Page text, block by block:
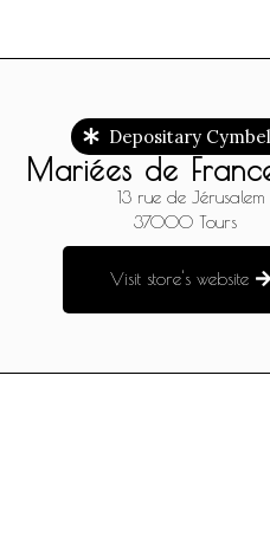
Depositary
Mariées de
13 rue de Jérusalem
37000 Tours
Visit store's website